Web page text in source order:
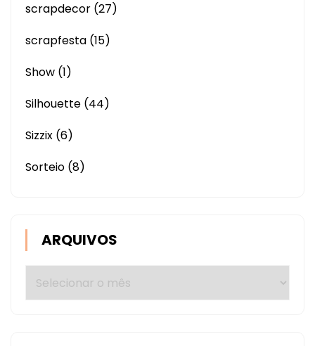
scrapdecor (27)
scrapfesta (15)
Show (1)
Silhouette (44)
Sizzix (6)
Sorteio (8)
ARQUIVOS
Arquivos